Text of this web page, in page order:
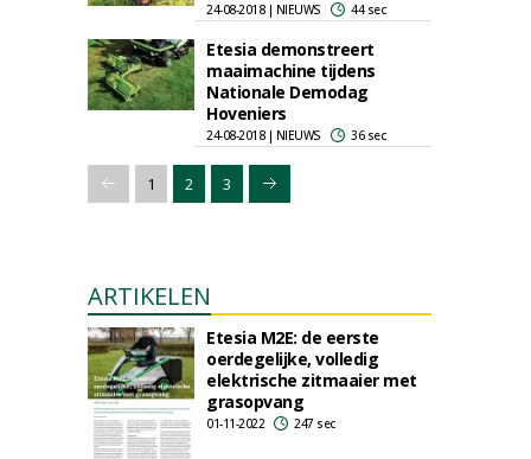
24-08-2018 | NIEUWS 44 sec
Etesia demonstreert
maaimachine tijdens
Nationale Demodag
Hoveniers
24-08-2018 | NIEUWS 36 sec
1 2 3
ARTIKELEN
Etesia M2E: de eerste
oerdegelijke, volledig
elektrische zitmaaier met
grasopvang
01-11-2022 247 sec